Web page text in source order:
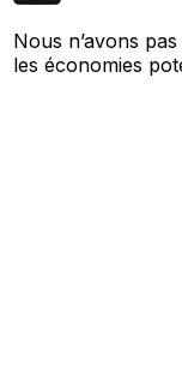
Nous n’avons
les économies